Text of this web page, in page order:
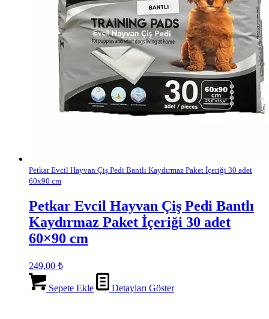
Petkar Evcil Hayvan Çiş Pedi Bantlı Kaydırmaz Paket İçeriği 30 adet
60x90 cm
Petkar Evcil Hayvan Çiş Pedi Bantlı
Kaydırmaz Paket İçeriği 30 adet
60×90 cm
249,00 ₺
Sepete Ekle Detayları Göster